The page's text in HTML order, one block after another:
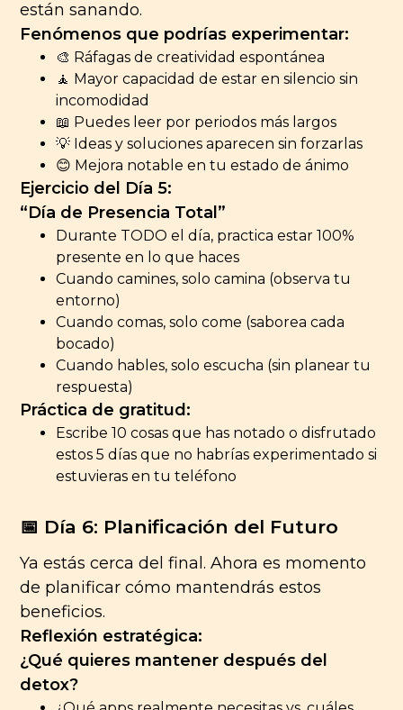
están sanando.
Fenómenos que podrías experimentar:
🎨 Ráfagas de creatividad espontánea
🧘 Mayor capacidad de estar en silencio sin
incomodidad
📖 Puedes leer por periodos más largos
💡 Ideas y soluciones aparecen sin forzarlas
😊 Mejora notable en tu estado de ánimo
Ejercicio del Día 5:
“Día de Presencia Total”
Durante TODO el día, practica estar 100%
presente en lo que haces
Cuando camines, solo camina (observa tu
entorno)
Cuando comas, solo come (saborea cada
bocado)
Cuando hables, solo escucha (sin planear tu
respuesta)
Práctica de gratitud:
Escribe 10 cosas que has notado o disfrutado
estos 5 días que no habrías experimentado si
estuvieras en tu teléfono
📅 Día 6: Planificación del Futuro
Ya estás cerca del final. Ahora es momento
de planificar cómo mantendrás estos
beneficios.
Reflexión estratégica:
¿Qué quieres mantener después del
detox?